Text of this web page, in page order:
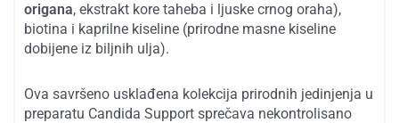
origana, ekstrakt kore taheba i ljuske crnog oraha),
biotina i kaprilne kiseline (prirodne masne kiseline
dobijene iz biljnih ulja).
Ova savršeno usklađena kolekcija prirodnih jedinjenja u
preparatu Candida Support sprečava nekontrolisano